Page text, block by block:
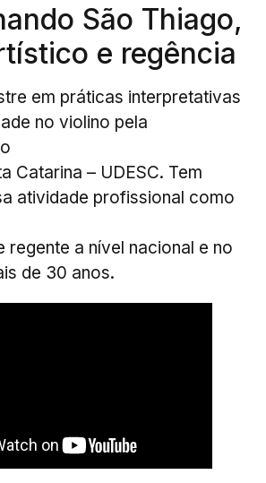
São Thiago,
e regência
em práticas interpretativas
no violino pela
Catarina – UDESC. Tem
atividade profissional como
regente a nível nacional e no
de 30 anos.